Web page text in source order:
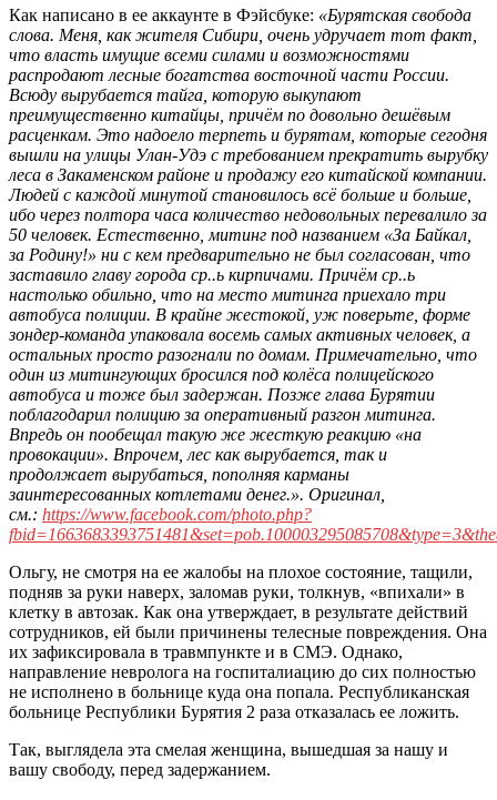
Как написано в ее аккаунте в Фэйсбуке: «Бурятская свобода
слова. Меня, как жителя Сибири, очень удручает тот факт,
что власть имущие всеми силами и возможностями
распродают лесные богатства восточной части России.
Всюду вырубается тайга, которую выкупают
преимущественно китайцы, причём по довольно дешёвым
расценкам. Это надоело терпеть и бурятам, которые сегодня
вышли на улицы Улан-Удэ с требованием прекратить вырубку
леса в Закаменском районе и продажу его китайской компании.
Людей с каждой минутой становилось всё больше и больше,
ибо через полтора часа количество недовольных перевалило за
50 человек. Естественно, митинг под названием «За Байкал,
за Родину!» ни с кем предварительно не был согласован, что
заставило главу города ср..ь кирпичами. Причём ср..ь
настолько обильно, что на место митинга приехало три
автобуса полиции. В крайне жестокой, уж поверьте, форме
зондер-команда упаковала восемь самых активных человек, а
остальных просто разогнали по домам. Примечательно, что
один из митингующих бросился под колёса полицейского
автобуса и тоже был задержан. Позже глава Бурятии
поблагодарил полицию за оперативный разгон митинга.
Впредь он пообещал такую же жесткую реакцию «на
провокации». Впрочем, лес как вырубается, так и
продолжает вырубаться, пополняя карманы
заинтересованных котлетами денег.». Оригинал,
см.: https://www.facebook.com/photo.php?
Ольгу, не смотря на ее жалобы на плохое состояние, тащили,
подняв за руки наверх, заломав руки, толкнув, «впихали» в
клетку в автозак. Как она утверждает, в результате действий
сотрудников, ей были причинены телесные повреждения. Она
их зафиксировала в травмпункте и в СМЭ. Однако,
направление невролога на госпиталиацию до сих полностью
не исполнено в больнице куда она попала. Республиканская
больнице Республики Бурятия 2 раза отказалась ее ложить.
Так, выглядела эта смелая женщина, вышедшая за нашу и
вашу свободу, перед задержанием.